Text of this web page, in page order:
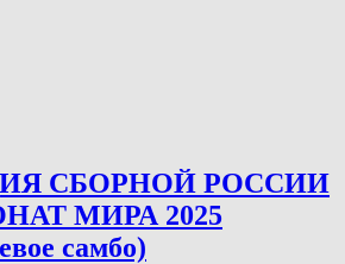
СБОРНОЙ РОССИИ
МИРА 2025
самбо)